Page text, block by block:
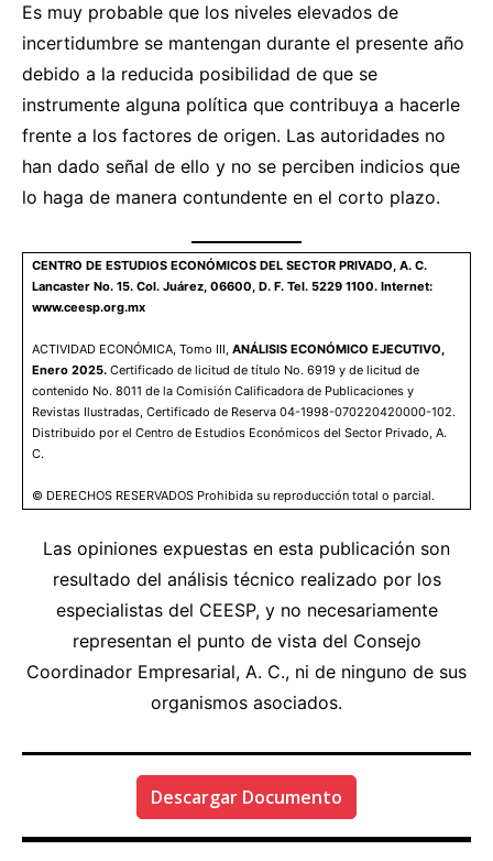
Es muy probable que los niveles elevados de
incertidumbre se mantengan durante el presente año
debido a la reducida posibilidad de que se
instrumente alguna política que contribuya a hacerle
frente a los factores de origen. Las autoridades no
han dado señal de ello y no se perciben indicios que
lo haga de manera contundente en el corto plazo.
CENTRO DE ESTUDIOS ECONÓMICOS DEL SECTOR PRIVADO, A. C.
Lancaster No. 15. Col. Juárez, 06600, D. F. Tel. 5229 1100. Internet:
www.ceesp.org.mx
ACTIVIDAD ECONÓMICA, Tomo III, ANÁLISIS ECONÓMICO EJECUTIVO,
Enero 2025. Certificado de licitud de título No. 6919 y de licitud de
contenido No. 8011 de la Comisión Calificadora de Publicaciones y
Revistas Ilustradas, Certificado de Reserva 04-1998-070220420000-102.
Distribuido por el Centro de Estudios Económicos del Sector Privado, A.
C.
© DERECHOS RESERVADOS Prohibida su reproducción total o parcial.
Las opiniones expuestas en esta publicación son
resultado del análisis técnico realizado por los
especialistas del CEESP, y no necesariamente
representan el punto de vista del Consejo
Coordinador Empresarial, A. C., ni de ninguno de sus
organismos asociados.
Descargar Documento